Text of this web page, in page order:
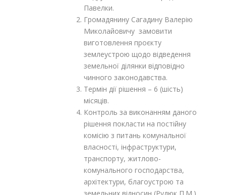
Павелки.
Громадянину Сагадину Валерію
Миколайовичу замовити
виготовлення проєкту
землеустрою щодо відведення
земельної ділянки відповідно
чинного законодавства.
Термін дії рішення – 6 (шість)
місяців.
Контроль за виконанням даного
рішення покласти на постійну
комісію з питань комунальної
власності, інфраструктури,
транспорту, житлово-
комунального господарства,
архітектури, благоустрою та